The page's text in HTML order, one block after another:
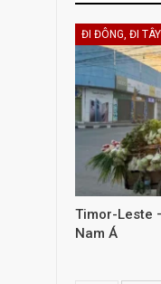
ĐI ĐÔNG, ĐI TÂY
Timor-Leste
Nam Á